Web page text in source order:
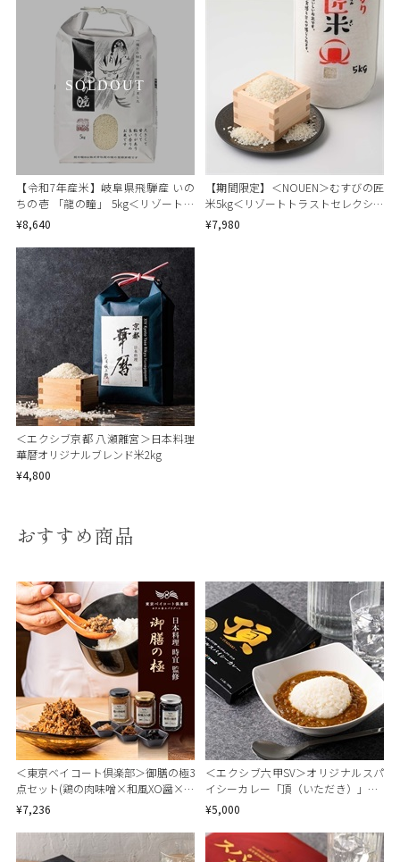
SOLDOUT
【令和7年産米】岐阜県飛騨産 いの
ちの壱 「龍の瞳」 5kg＜リゾートト
ラストセレクション＞
¥8,640
【期間限定】＜NOUEN＞むすびの匠
米5kg＜リゾートトラストセレクショ
ン＞[地域の銘品：兵庫]
¥7,980
＜エクシブ京都 八瀬離宮＞日本料理
華暦オリジナルブレンド米2kg
¥4,800
おすすめ商品
＜東京ベイコート倶楽部＞御膳の極3
点セット(鶏の肉味噌×和風XO醤×海
苔の佃煮)
¥7,236
＜エクシブ六甲SV＞オリジナルスパ
イシーカレー「頂（いただき）」（5
個セット）
¥5,000